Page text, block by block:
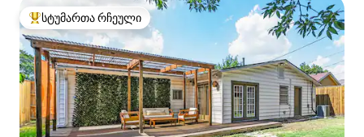
სტუმართა რჩეული მოწინავე ვარიანტი
სტუმართა რჩეული